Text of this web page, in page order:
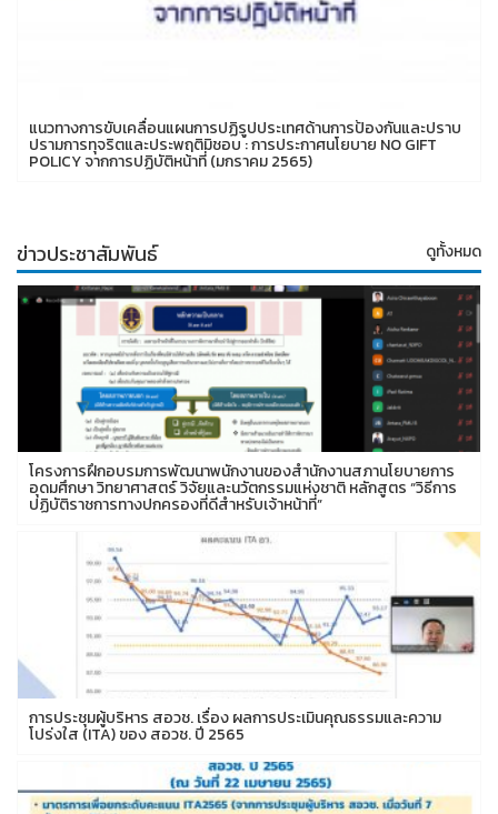
แนวทางการขับเคลื่อนแผนการปฏิรูปประเทศด้านการป้องกันและปราบ
ปรามการทุจริตและประพฤติมิชอบ : การประกาศนโยบาย NO GIFT
POLICY จากการปฏิบัติหน้าที่ (มกราคม 2565)
ข่าวประชาสัมพันธ์ ดูทั้งหมด
โครงการฝึกอบรมการพัฒนาพนักงานของสำนักงานสภานโยบายการ
อุดมศึกษา วิทยาศาสตร์ วิจัยและนวัตกรรมแห่งชาติ หลักสูตร “วิธีการ
ปฏิบัติราชการทางปกครองที่ดีสำหรับเจ้าหน้าที่”
การประชุมผู้บริหาร สอวช. เรื่อง ผลการประเมินคุณธรรมและความ
โปร่งใส (ITA) ของ สอวช. ปี 2565